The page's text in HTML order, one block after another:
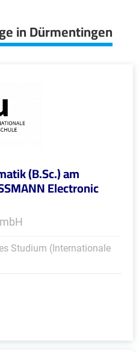
in Dürmentingen
(B.Sc.) am
Electronic
Studium (Internationale